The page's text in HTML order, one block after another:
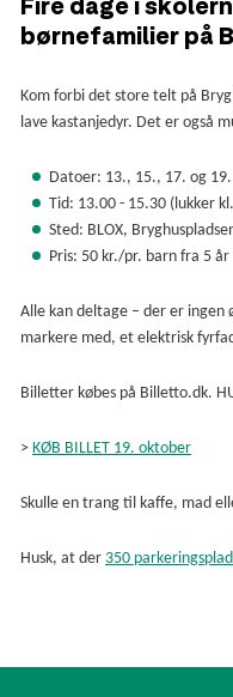
Fire dage i
børnefamilier på
Kom forbi det store telt på
lave kastanjedyr. Det er også
Datoer: 13., 15., 17. og
Tid: 13.00 - 15.30 (lukker
Sted: BLOX,
Pris: 50 kr./pr. barn fra 5 år
Alle kan deltage – der er
markere med, et elektrisk
Billetter købes på Billetto.dk.
> KØB BILLET 19. oktober
Skulle en trang til kaffe, mad
Husk, at der 350